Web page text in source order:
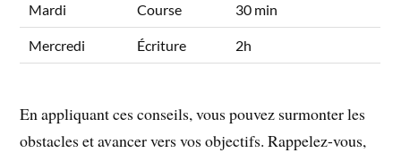
Mardi Course 30 min
Mercredi Écriture 2h
En appliquant ces conseils, vous pouvez surmonter les
obstacles et avancer vers vos objectifs. Rappelez-vous,